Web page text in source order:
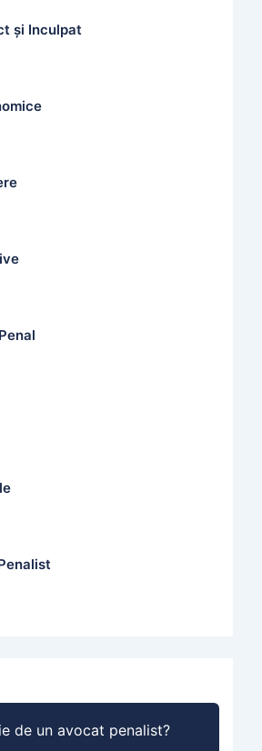
și Inculpat
de un avocat penalist?